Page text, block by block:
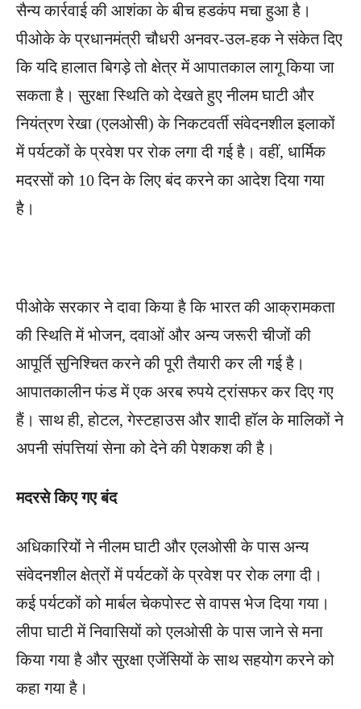
सैन्य कार्रवाई की आशंका के बीच हडकंप मचा हुआ है।
पीओके के प्रधानमंत्री चौधरी अनवर-उल-हक ने संकेत दिए
कि यदि हालात बिगड़े तो क्षेत्र में आपातकाल लागू किया जा
सकता है। सुरक्षा स्थिति को देखते हुए नीलम घाटी और
नियंत्रण रेखा (एलओसी) के निकटवर्ती संवेदनशील इलाकों
में पर्यटकों के प्रवेश पर रोक लगा दी गई है। वहीं, धार्मिक
मदरसों को 10 दिन के लिए बंद करने का आदेश दिया गया
है।
पीओके सरकार ने दावा किया है कि भारत की आक्रामकता
की स्थिति में भोजन, दवाओं और अन्य जरूरी चीजों की
आपूर्ति सुनिश्चित करने की पूरी तैयारी कर ली गई है।
आपातकालीन फंड में एक अरब रुपये ट्रांसफर कर दिए गए
हैं। साथ ही, होटल, गेस्टहाउस और शादी हॉल के मालिकों ने
अपनी संपत्तियां सेना को देने की पेशकश की है।
मदरसे किए गए बंद
अधिकारियों ने नीलम घाटी और एलओसी के पास अन्य
संवेदनशील क्षेत्रों में पर्यटकों के प्रवेश पर रोक लगा दी।
कई पर्यटकों को मार्बल चेकपोस्ट से वापस भेज दिया गया।
लीपा घाटी में निवासियों को एलओसी के पास जाने से मना
किया गया है और सुरक्षा एजेंसियों के साथ सहयोग करने को
कहा गया है।